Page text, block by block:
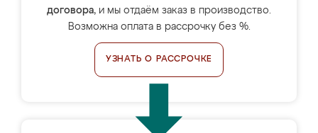
договора, и мы отдаём заказ в производство.
Возможна оплата в рассрочку без %.
УЗНАТЬ О РАССРОЧКЕ